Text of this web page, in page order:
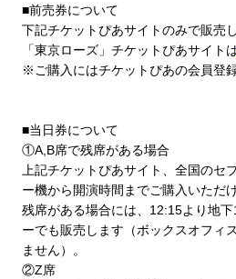
■前売券について
下記チケットぴあサイトのみで販売
「東京ローズ」チケットぴあサイト
※ご購入にはチケットぴあの会員登
■当日券について
①A,B席で残席がある場合
上記チケットぴあサイト、全国のセ
ー機から開演時間までご購入いただけ
残席がある場合には、12:15より地
ーでも販売し ます（ボックスオフィ
ません）。
②Z席